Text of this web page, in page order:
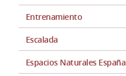
Entrenamiento
Escalada
Espacios Naturales España